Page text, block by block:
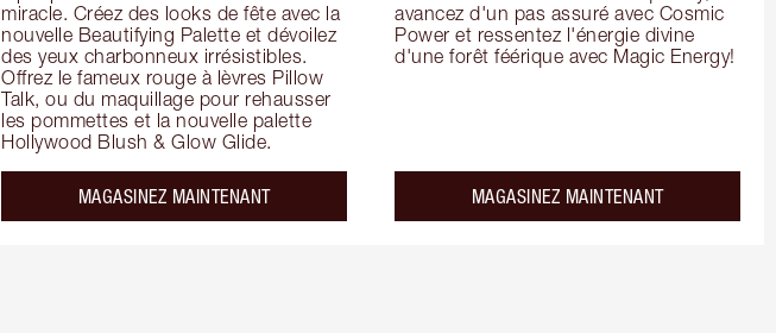
miracle. Créez des looks de fête avec la
nouvelle Beautifying Palette et dévoilez
des yeux charbonneux irrésistibles.
Offrez le fameux rouge à lèvres Pillow
Talk, ou du maquillage pour rehausser
les pommettes et la nouvelle palette
Hollywood Blush & Glow Glide.
MAGASINEZ MAINTENANT
avancez d'un pas assuré avec Cosmic
Power et ressentez l'énergie divine
d'une forêt féérique avec Magic Energy!
MAGASINEZ MAINTENANT